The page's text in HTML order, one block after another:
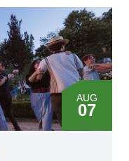
AUG
07